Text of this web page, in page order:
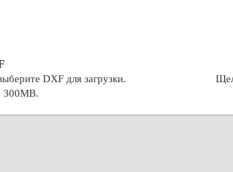
DXF для загрузки.
300MB.